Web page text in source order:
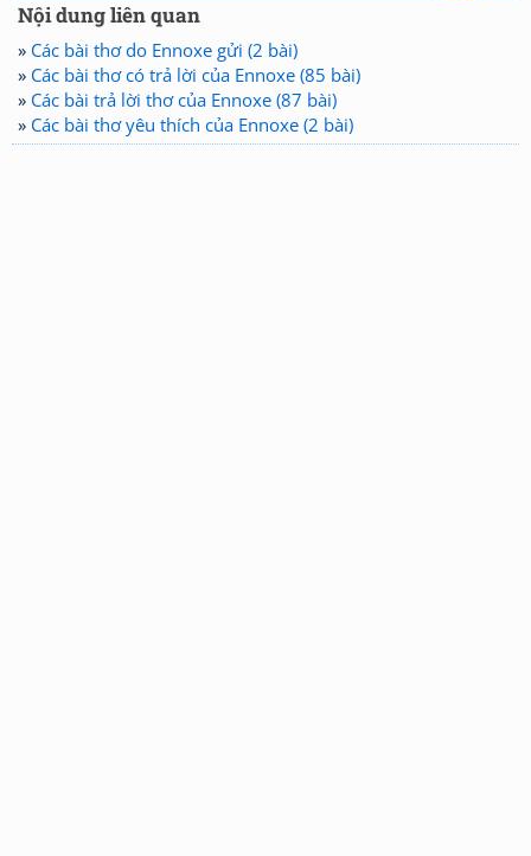
Nội dung liên quan
» Các bài thơ do Ennoxe gửi (2 bài)
» Các bài thơ có trả lời của Ennoxe (85 bài)
» Các bài trả lời thơ của Ennoxe (87 bài)
» Các bài thơ yêu thích của Ennoxe (2 bài)